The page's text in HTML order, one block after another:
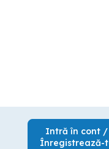
Intră în cont /
Înregistrează-